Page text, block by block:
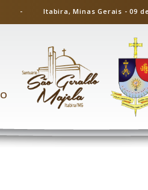
- Itabira, Minas Gerais -